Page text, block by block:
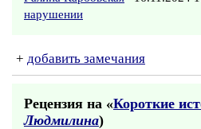
нарушении
+ добавить замечания
Рецензия на «Короткие
Людмилина)